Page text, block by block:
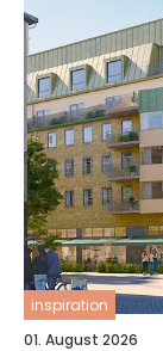
inspiration
01. August 2026